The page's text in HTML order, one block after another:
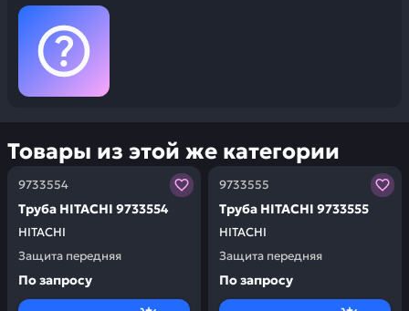
Товары из этой же категории
9733554
HITACHI
Труба HITACHI 9733554
Защита передняя
Заказывая запчасти у нас, вы получаете гарантию
По запросу
9733555
HITACHI
Труба HITACHI 9733555
Защита передняя
Заказывая запчасти у
По запросу